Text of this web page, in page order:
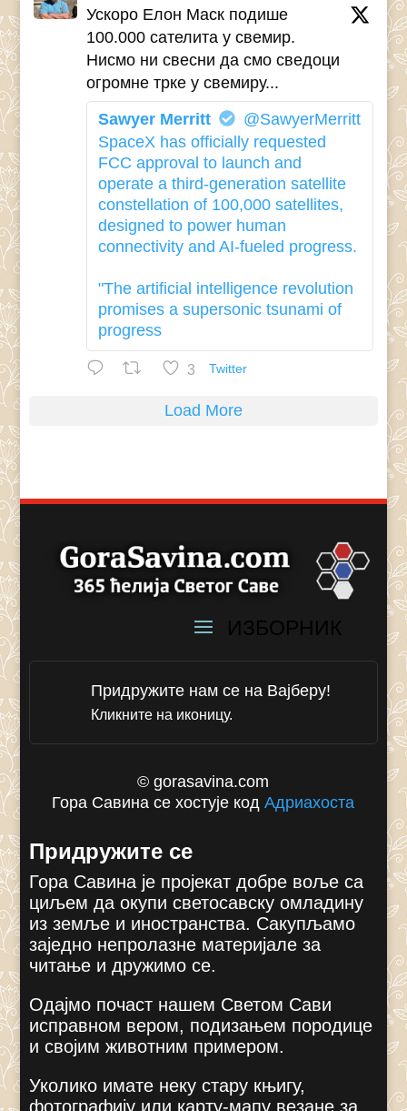
Ускоро Елон Маск подише
100.000 сателита у свемир.
Нисмо ни свесни да смо сведоци
огромне трке у свемиру...
Sawyer Merritt
@SawyerMerritt
SpaceX has officially requested
FCC approval to launch and
operate a third-generation satellite
constellation of 100,000 satellites,
designed to power human
connectivity and AI-fueled progress.
"The artificial intelligence revolution
promises a supersonic tsunami of
progress
3 Twitter
Load More
Придружите нам се на Вајберу!
Кликните на иконицу.
© gorasavina.com
Гора Савина се хостује кодАдриахоста
Придружите се
Гора Савина је пројекат добре воље са
циљем да окупи светосавску омладину
из земље и иностранства. Сакупљамо
заједно непролазне материјале за
читање и дружимо се.
Одајмо почаст нашем Светом Сави
исправном вером, подизањем породице
и својим животним примером.
Уколико имате неку стару књигу,
фотографију или карту-мапу везане за